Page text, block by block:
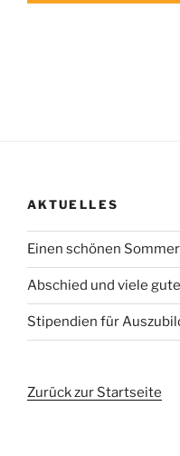
AKTUELLES
Einen schönen
Abschied und viele
Stipendien für
Zurück zur Startseite